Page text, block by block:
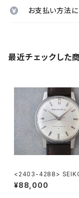
お支払い方法に
最近チェックした
<2403-4288>
Marvel
¥88,000